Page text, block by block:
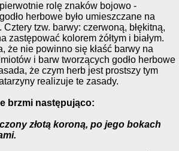
rolę znaków bojowo -
herbowe było umieszczane na
tzw. barwy: czerwoną, błękitną,
zastępować kolorem żółtym i białym.
że nie powinno się kłaść barwy na
i barw tworzących godło herbowe
że czym herb jest prostszy tym
realizuje te zasady.
brzmi następująco:
złotą koroną, po jego bokach